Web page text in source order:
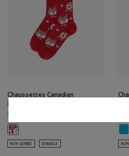
Chaussettes Canadian
Foodie pour adultes
Chaussettes Canadian Foodie pour
NON GENRÉE DURABLE NON